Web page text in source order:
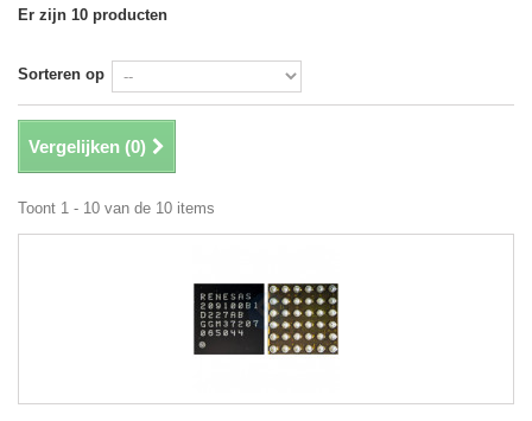
Er zijn 10 producten
Sorteren op
Vergelijken (0)
Toont 1 - 10 van de 10 items